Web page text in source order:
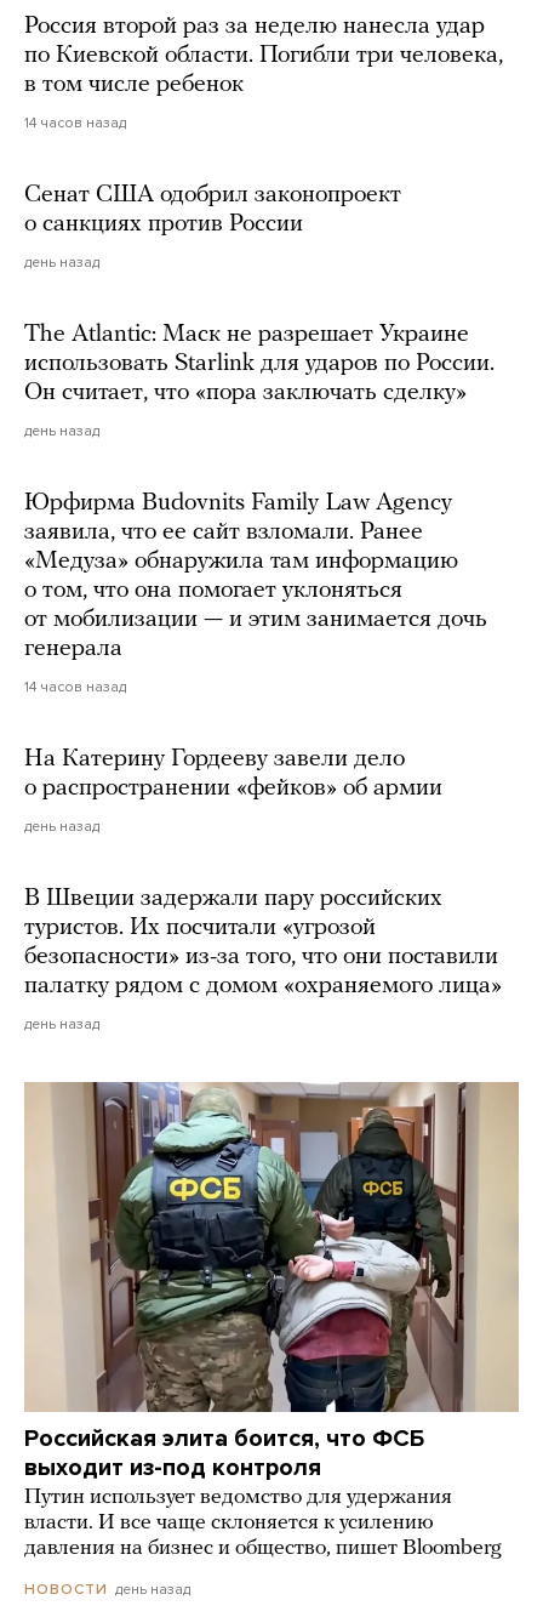
Россия второй раз за неделю нанесла удар
по Киевской области. Погибли три человека,
в том числе ребенок
14 часов назад
Сенат США одобрил законопроект
о санкциях против России
день назад
The Atlantic: Маск не разрешает Украине
использовать Starlink для ударов по России.
Он считает, что «пора заключать сделку»
день назад
Юрфирма Budovnits Family Law Agency
заявила, что ее сайт взломали. Ранее
«Медуза» обнаружила там информацию
о том, что она помогает уклоняться
от мобилизации — и этим занимается дочь
генерала
14 часов назад
На Катерину Гордееву завели дело
о распространении «фейков» об армии
день назад
В Швеции задержали пару российских
туристов. Их посчитали «угрозой
безопасности» из-за того, что они поставили
палатку рядом с домом «охраняемого лица»
день назад
Российская элита боится, что ФСБ
выходит из-под контроля
Путин использует ведомство для удержания
власти. И все чаще склоняется к усилению
давления на бизнес и общество, пишет Bloomberg
НОВОСТИ день назад